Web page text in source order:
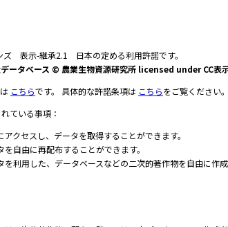
ズ 表示-継承2.1 日本の定める利用許諾です。
ータベース © 農業生物資源研究所 licensed under CC表
こちらです。 具体的な許諾条項は こちらをご覧ください。
ている事項：
クセスし、データを取得することができます。
自由に再配布することができます。
利用した、データベースなどの二次的著作物を自由に作